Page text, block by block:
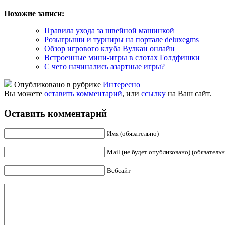
Похожие записи:
Правила ухода за швейной машинкой
Розыгрыши и турниры на портале deluxegms
Обзор игрового клуба Вулкан онлайн
Встроенные мини-игры в слотах Голдфишки
С чего начинались азартные игры?
Опубликовано в рубрике Интересно
Вы можете оставить комментарий, или ссылку на Ваш сайт.
Оставить комментарий
Имя (обязательно)
Mail (не будет опубликовано)
Вебсайт